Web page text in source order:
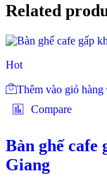
Related
Hot
Thêm vào giỏ hàng
Compare
Bàn ghế cafe
Giang